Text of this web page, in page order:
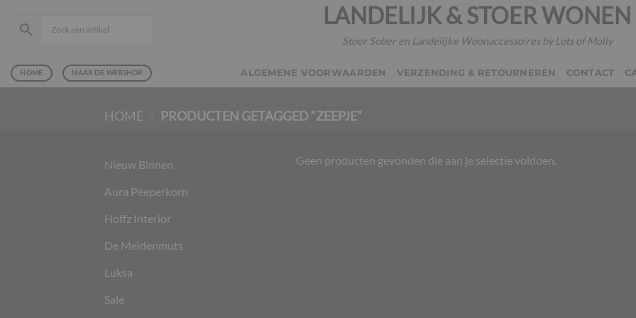
naar
LANDELIJK & STOER WONEN
Stoer Sober en Landelijke Woonaccessoires by Lots of Molly
HOME NAAR DE WEBSHOP ALGEMENE VOORWAARDEN VERZENDING & RETOURNEREN CONTACT
HOME PRODUCTEN GETAGGED “ZEEPJE”
Nieuw Binnen
Aura Peeperkorn
Hoffz Interior
De Meidenmuts
Luksa
Sale
Geen producten gevonden die aan je selectie voldoen.